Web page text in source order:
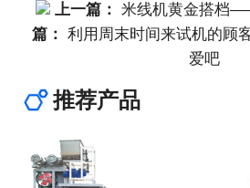
上一篇： 米线机黄金搭档
篇： 利用周末时间来试机的顾
爱吧
推荐产品